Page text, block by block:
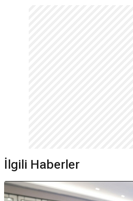
İlgili Haberler